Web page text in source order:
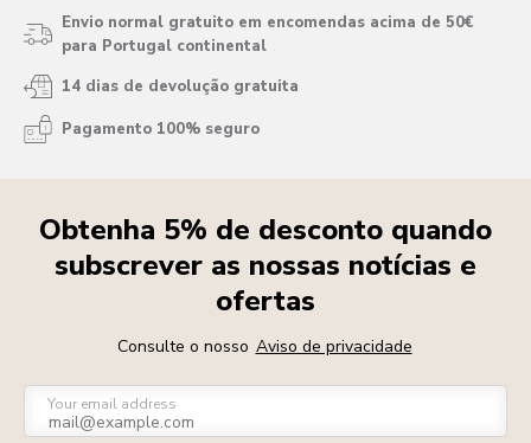
Envio normal gratuito em encomendas acima de 50€
para Portugal continental
14 dias de devolução gratuita
Pagamento 100% seguro
Obtenha 5% de desconto quando
subscrever as nossas notícias e
ofertas
Consulte o nosso Aviso de privacidade
Your email address